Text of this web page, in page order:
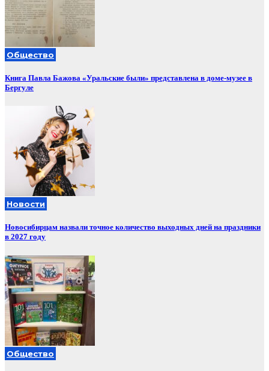
Общество
Книга Павла Бажова «Уральские были» представлена в доме-музее в
Бергуле
Новости
Новосибирцам назвали точное количество выходных дней на праздники
в 2027 году
Общество